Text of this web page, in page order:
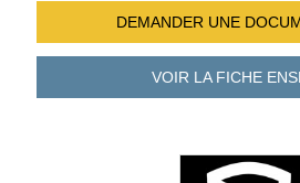
DEMANDER UNE
VOIR LA FICHE